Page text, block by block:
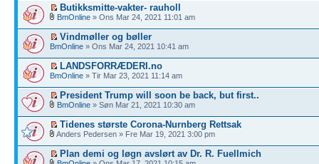
Butikksmitte-vakter- rauholl
BmOnline » Ons Mar 24, 2021 11:01 am
Vindmøller og bøller
BmOnline » Ons Mar 24, 2021 10:41 am
LANDSFORRÆDERI.no
BmOnline » Tir Mar 23, 2021 11:14 am
President Trump will soon be back, but first..
BmOnline » Søn Mar 21, 2021 10:30 am
Tidenes største Corona-Nurnberg Rettsak
Anders Pedersen » Fre Mar 19, 2021 3:00 pm
Plan demi og løgn avslørt av Dr. R. Fuellmich